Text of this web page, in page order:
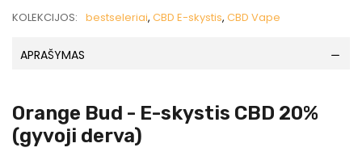
KOLEKCIJOS: bestseleriai, CBD E-skystis, CBD Vape
APRAŠYMAS
Orange Bud - E-skystis CBD 20%
(gyvoji derva)